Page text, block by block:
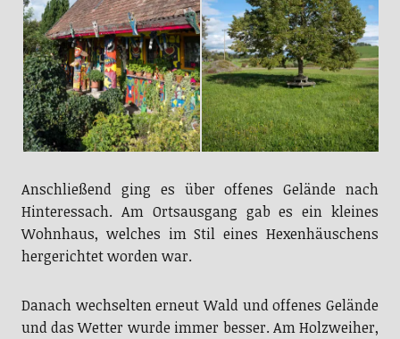
Anschließend ging es über offenes Gelände nach
Hinteressach. Am Ortsausgang gab es ein kleines
Wohnhaus, welches im Stil eines Hexenhäuschens
hergerichtet worden war.
Danach wechselten erneut Wald und offenes Gelände
und das Wetter wurde immer besser. Am Holzweiher,